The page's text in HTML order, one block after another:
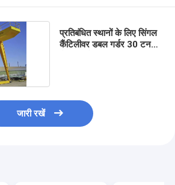
प्रतिबंधित स्थानों के लिए सिंगल
कैंटिलीवर डबल गर्डर 30 टन
जारी रखें